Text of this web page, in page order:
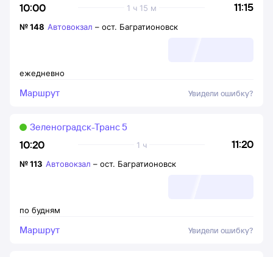
10:00 11:15
1 ч 15 м
ежедневно
№148 Автовокзал – ост. Багратионовск
Маршрут Увидели ошибку?
10:20 11:20
1 ч
Зеленоградск-Транс 5
по будням
№113 Автовокзал – ост. Багратионовск
Маршрут Увидели ошибку?